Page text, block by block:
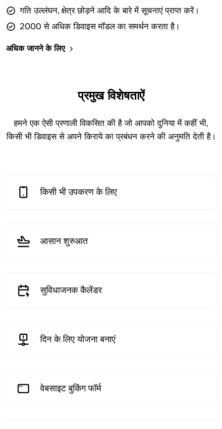
गति उल्लंघन, क्षेत्र छोड़ने आदि के बारे में सूचनाएं प्राप्त करें।
2000 से अधिक डिवाइस मॉडल का समर्थन करता है।
अधिक जानने के लिए
प्रमुख विशेषताऐं
हमने एक ऐसी प्रणाली विकसित की है जो आपको दुनिया में कहीं भी,
किसी भी डिवाइस से अपने किराये का प्रबंधन करने की अनुमति देती है।
किसी भी उपकरण के लिए
आसान शुरुआत
सुविधाजनक कैलेंडर
दिन के लिए योजना बनाएं
वेबसाइट बुकिंग फॉर्म